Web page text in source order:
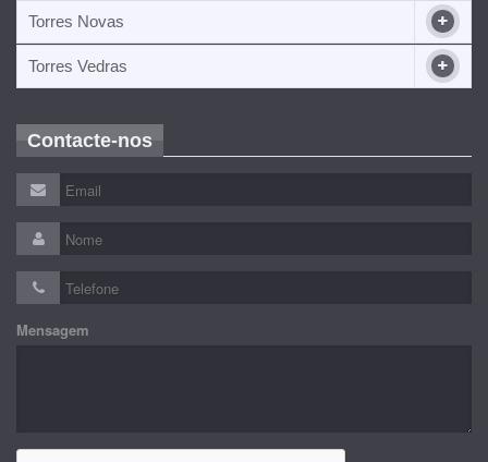
Torres Novas
Torres Vedras
Contacte-nos
Mensagem